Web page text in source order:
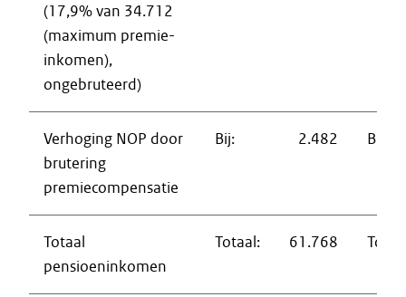
(17,9% van 34.712
(maximum premie-
inkomen),
ongebruteerd)
Verhoging NOP door
brutering
premiecompensatie
Bij: 2.482 Bij:
Totaal
pensioeninkomen
Totaal: 61.768